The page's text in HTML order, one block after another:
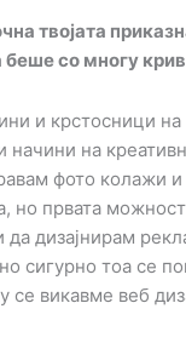
твојата
беше со многу
и крстосници на
начини на
фото колажи
но првата
да дизајнирам
сигурно тоа се
се викавме веб